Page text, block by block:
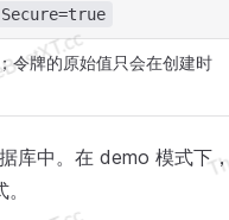
Secure=true
；令牌的原始值只会在创建时
库中。在 demo 模式下，